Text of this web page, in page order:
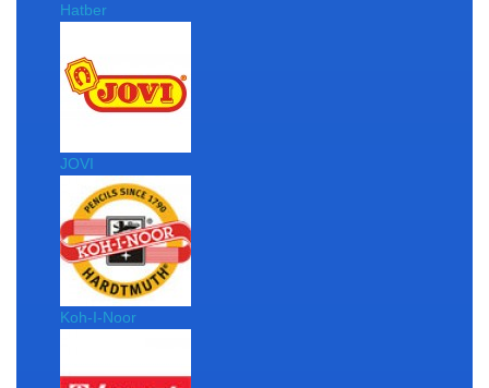
Hatber
JOVI
Koh-I-Noor